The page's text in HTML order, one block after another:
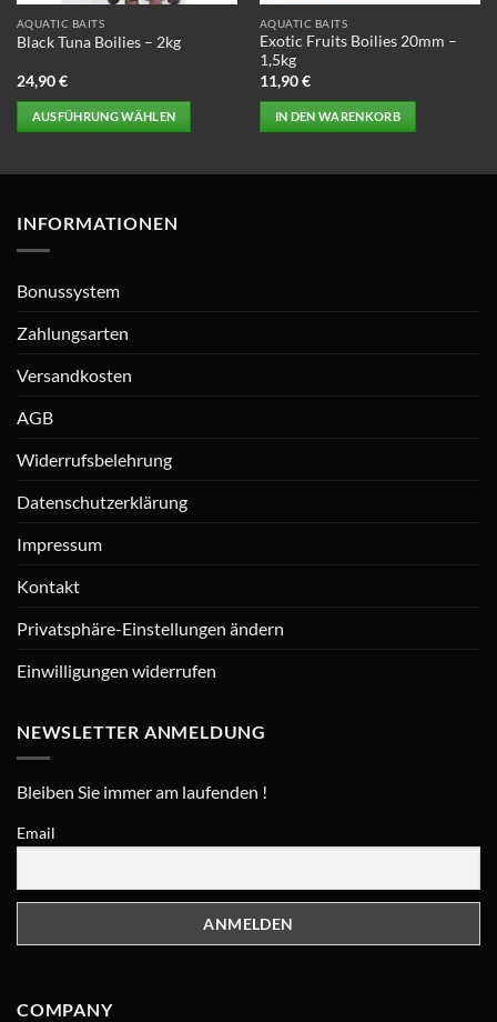
AQUATIC BAITS
Black Tuna Boilies – 2kg
24,90€
AUSFÜHRUNG WÄHLEN
Varianten
Die
Optionen
können
der
gewählt
AQUATIC BAITS
Exotic Fruits Boilies 20mm –
1,5kg
11,90€
IN DEN WARENKORB
INFORMATIONEN
Bonussystem
Zahlungsarten
Versandkosten
AGB
Widerrufsbelehrung
Datenschutzerklärung
Impressum
Kontakt
Privatsphäre-Einstellungen ändern
Einwilligungen widerrufen
NEWSLETTER ANMELDUNG
Bleiben Sie immer am laufenden !
Email
COMPANY